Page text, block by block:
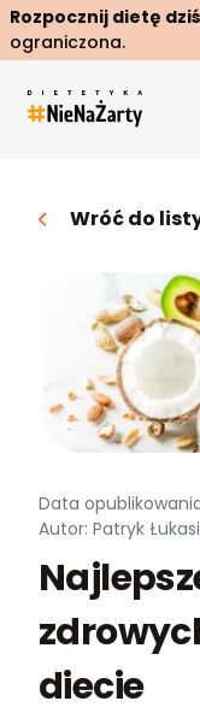
Rozpocznij dietę
ograniczona.
Wróć do
Data
Autor: Patryk
diecie